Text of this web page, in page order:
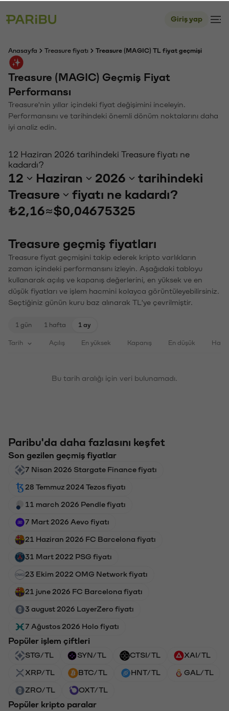
Giriş yap
Anasayfa Treasure fiyatı Treasure (MAGIC) TL fiyat geçmişi
Treasure (MAGIC) Geçmiş Fiyat
Performansı
Treasure'nin yıllar içindeki fiyat değişimini inceleyin.
Performansını ve tarihindeki önemli dönüm noktalarını daha
iyi analiz edin.
12 Haziran 2026 tarihindeki Treasure fiyatı ne
kadardı?
12 Haziran 2026
tarihindeki
Treasure
fiyatı ne kadardı?
₺2,16≈$0,04675325
Treasure geçmiş fiyatları
Treasure fiyat geçmişini takip ederek kripto varlıkların
zaman içindeki performansını izleyin. Aşağıdaki tabloyu
kullanarak açılış ve kapanış değerlerini, en yüksek ve en
düşük fiyatları ve işlem hacmini kolayca görüntüleyebilirsiniz.
Seçtiğiniz günün kuru baz alınarak TL'ye çevrilmiştir.
1 gün 1 hafta 1 ay
Tarih Açılış En yüksek Kapanış En düşük
Bu tarih aralığı için veri bulunamadı.
Paribu'da daha fazlasını keşfet
Son gezilen geçmiş fiyatlar
7 Nisan 2026 Stargate Finance fiyatı
28 Temmuz 2024 Tezos fiyatı
11 march 2026 Pendle fiyatı
7 Mart 2026 Aevo fiyatı
21 Haziran 2026 FC Barcelona fiyatı
31 Mart 2022 PSG fiyatı
23 Ekim 2022 OMG Network fiyatı
21 june 2026 FC Barcelona fiyatı
3 august 2026 LayerZero fiyatı
7 Ağustos 2026 Holo fiyatı
Popüler işlem çiftleri
STG/TL SYN/TL CTSI/TL XAI/TL
XRP/TL BTC/TL HNT/TL GAL/TL
ZRO/TL OXT/TL
Popüler kripto paralar